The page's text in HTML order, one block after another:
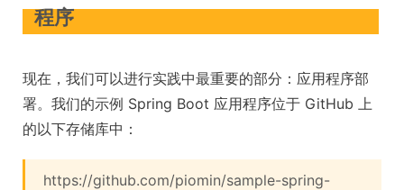
程序
现在，我们可以进行实践中最重要的部分：应用程序部
署。我们的示例 Spring Boot 应用程序位于 GitHub 上
的以下存储库中：
https://github.com/piomin/sample-spring-